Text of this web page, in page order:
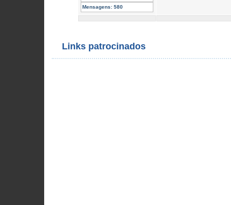
Mensagens: 580
Links patrocinados